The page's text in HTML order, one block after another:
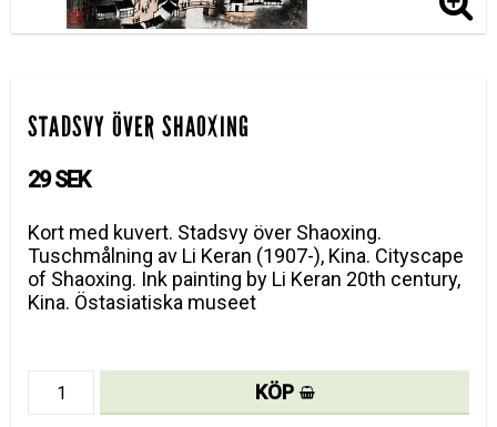
STADSVY ÖVER SHAOXING
29 SEK
Kort med kuvert. Stadsvy över Shaoxing.
Tuschmålning av Li Keran (1907-), Kina. Cityscape
of Shaoxing. Ink painting by Li Keran 20th century,
Kina. Östasiatiska museet
KÖP